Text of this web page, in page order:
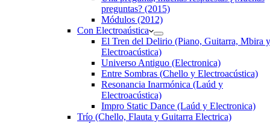
preguntas? (2015)
Módulos (2012)
Con Electroaústica
El Tren del Delirio (Piano, Guitarra, Mbira y
Electroacústica)
Universo Antiguo (Electronica)
Entre Sombras (Chello y Electroacústica)
Resonancia Inarmónica (Laúd y
Electroacústica)
Impro Static Dance (Laúd y Electronica)
Trío (Chello, Flauta y Guitarra Electrica)